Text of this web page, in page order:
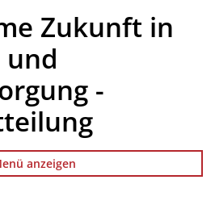
Zukunft in
-
anzeigen